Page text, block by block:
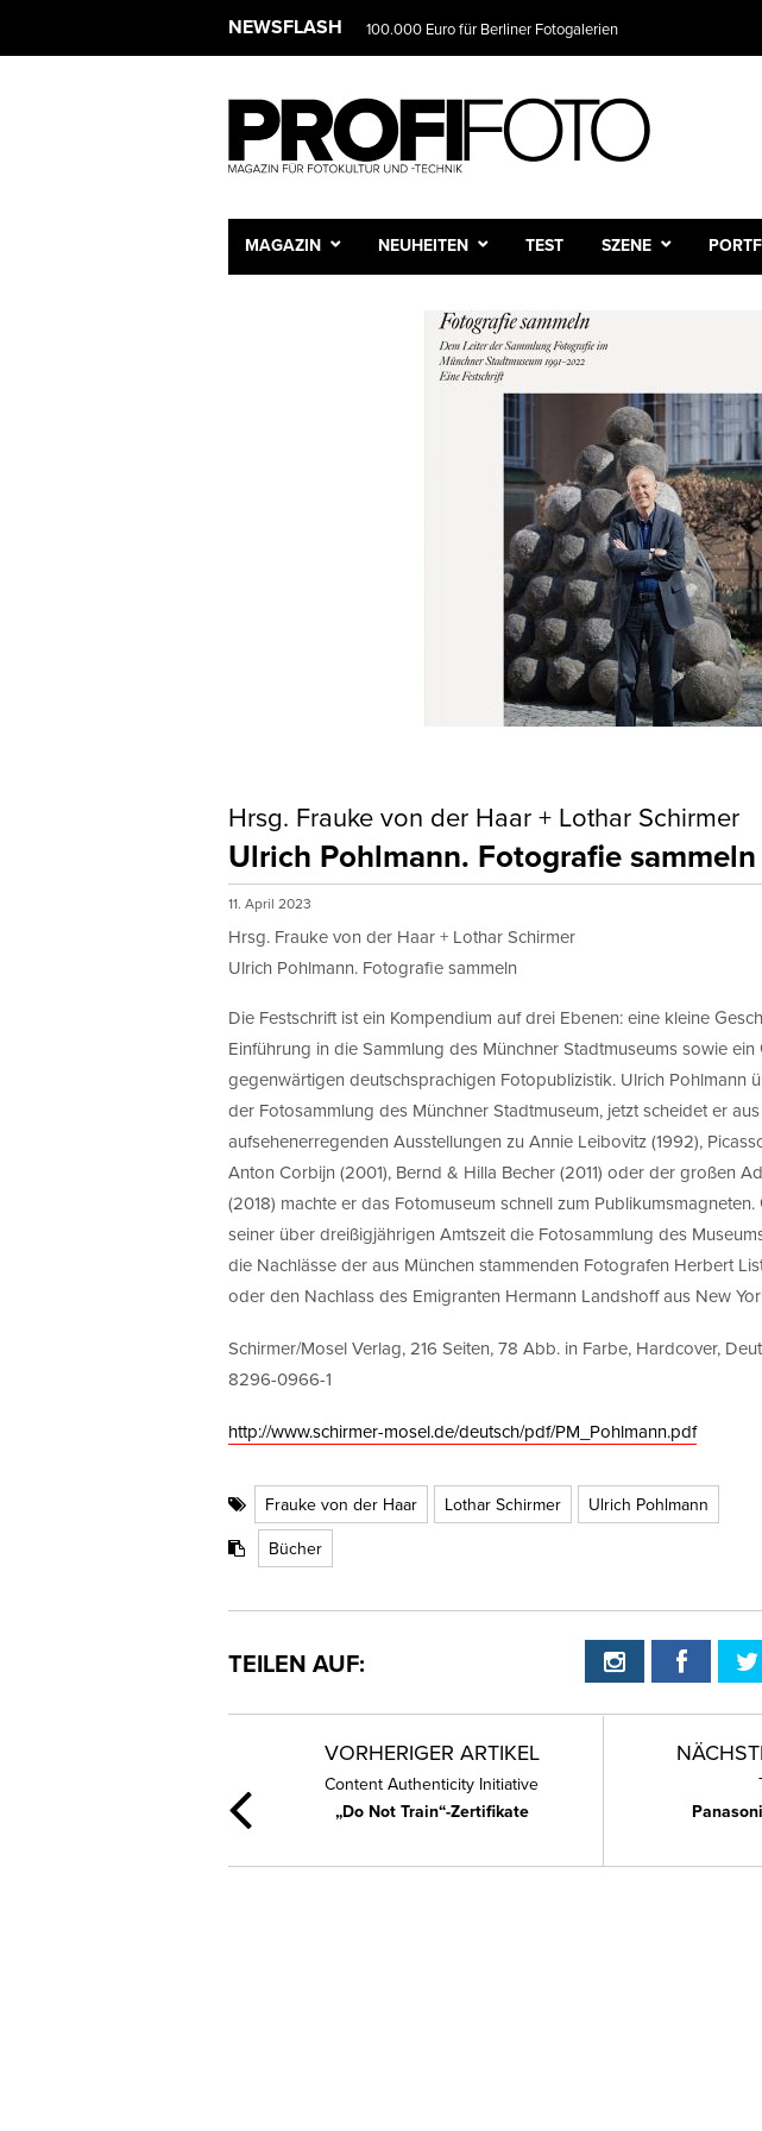
NEWSFLASH 100.000 Euro für Berliner Fotogalerien
MAGAZIN NEUHEITEN TEST SZENE
Hrsg. Frauke von der Haar + Lothar Schirmer
Ulrich Pohlmann. Fotografie sammeln
11. April 2023
Hrsg. Frauke von der Haar + Lothar Schirmer
Ulrich Pohlmann. Fotografie sammeln
Die Festschrift ist ein Kompendium auf drei Ebenen: eine kleine
Einführung in die Sammlung des Münchner Stadtmuseums sowie
gegenwärtigen deutschsprachigen Fotopublizistik. Ulrich Pohlmann
der Fotosammlung des Münchner Stadtmuseum, jetzt scheidet er
aufsehenerregenden Ausstellungen zu Annie Leibovitz (1992),
Anton Corbijn (2001), Bernd & Hilla Becher (2011) oder der großen
(2018) machte er das Fotomuseum schnell zum
seiner über dreißigjährigen Amtszeit die Fotosammlung des
die Nachlässe der aus München stammenden Fotografen Herbert
oder den Nachlass des Emigranten Hermann Landshoff aus New
Schirmer/Mosel Verlag, 216 Seiten, 78 Abb. in Farbe, Hardcover,
8296-0966-1
http://www.schirmer-mosel.de/deutsch/pdf/PM_Pohlmann.pdf
Frauke von der Haar Lothar Schirmer
Ulrich Pohlmann
Bücher
TEILEN AUF:
VORHERIGER ARTIKEL
Content Authenticity Initiative
„Do Not Train“-Zertifikate